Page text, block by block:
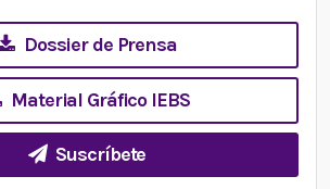
Dossier de Prensa
Material Gráfico IEBS
Suscríbete